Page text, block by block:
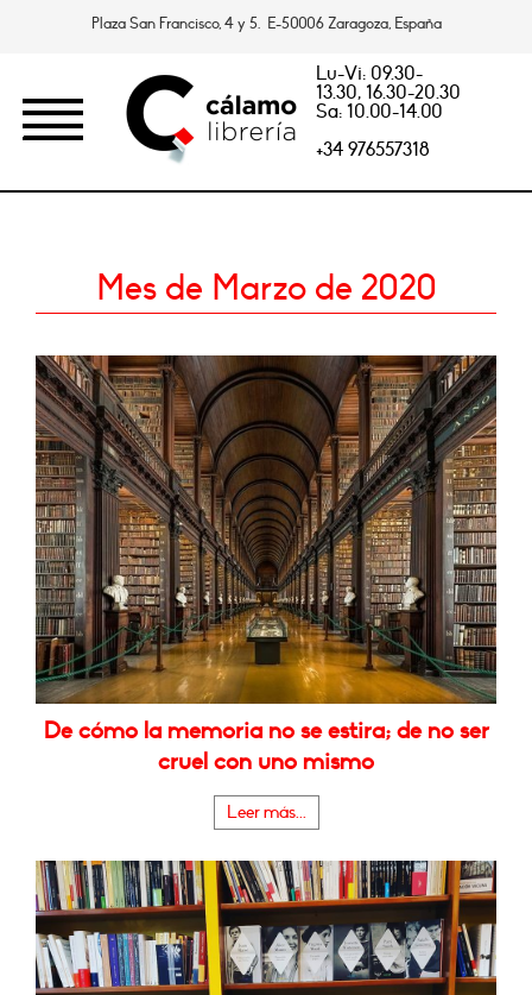
Plaza San Francisco, 4 y 5. E-50006 Zaragoza, España
Lu-Vi: 09.30-
13.30, 16.30-20.30
Sa: 10.00-14.00
+34 976557318
Mes de Marzo de 2020
De cómo la memoria no se estira; de no ser
cruel con uno mismo
Leer más...